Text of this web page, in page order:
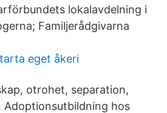
lokalavdelning i
Familjerådgivarna
eget åkeri
otrohet, separation,
Adoptionsutbildning hos